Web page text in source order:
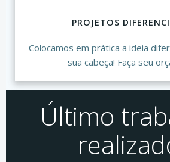
PROJETOS
Colocamos em prática a ideia
sua cabeça! Faça seu
Último